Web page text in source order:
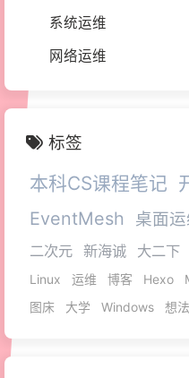
系统运维
网络运维
标签
本科CS课程笔记
EventMesh 桌面
二次元 新海诚 大二下
Linux 运维 博客 Hexo
图床
大学 Windows 想法